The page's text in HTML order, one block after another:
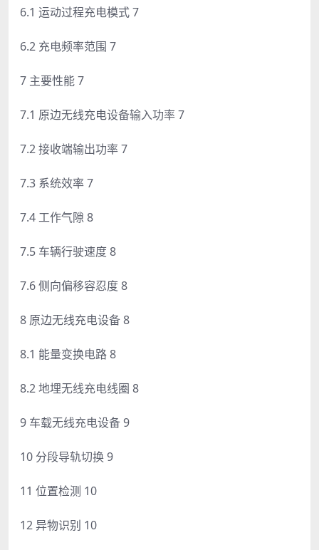
6.1 运动过程充电模式 7
6.2 充电频率范围 7
7 主要性能 7
7.1 原边无线充电设备输入功率 7
7.2 接收端输出功率 7
7.3 系统效率 7
7.4 工作气隙 8
7.5 车辆行驶速度 8
7.6 侧向偏移容忍度 8
8 原边无线充电设备 8
8.1 能量变换电路 8
8.2 地埋无线充电线圈 8
9 车载无线充电设备 9
10 分段导轨切换 9
11 位置检测 10
12 异物识别 10